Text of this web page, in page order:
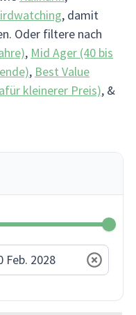
, damit
Oder filtere nach
, Mid Ager (40 bis
, Best Value
kleinerer Preis), &